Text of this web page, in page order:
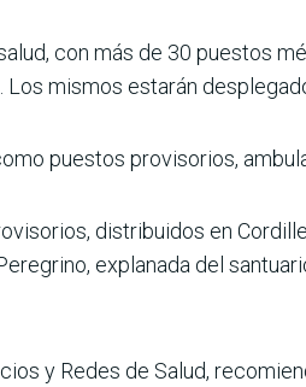
con más de 30 puestos
mismos estarán
puestos provisorios,
distribuidos en
explanada del
y Redes de Salud,